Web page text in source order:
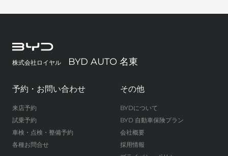
株式会社ロイヤル BYD AUTO 名東
予約・お問い合わせ
来店予約
試乗予約
車検・点検・整備予約
各種お問合せ
その他
BYDについて
BYD 自動車保険プラン
会社概要
採用情報